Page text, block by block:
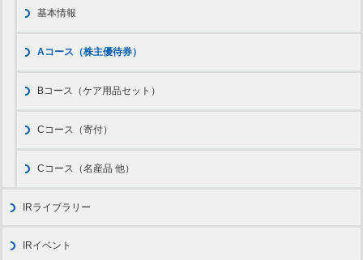
基本情報
Aコース（株主優待券）
Bコース（ケア用品セット）
Cコース（寄付）
Cコース（名産品 他）
IRライブラリー
IRイベント